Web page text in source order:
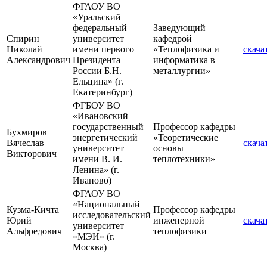
Спирин
Николай
Александрович
ФГАОУ ВО
«Уральский
федеральный
университет
имени первого
Президента
России Б.Н.
Ельцина» (г.
Екатеринбург)
Заведующий
кафедрой
«Теплофизика и
информатика в
металлургии»
Бухмиров
Вячеслав
Викторович
ФГБОУ ВО
«Ивановский
государственный
энергетический
университет
имени В. И.
Ленина» (г.
Иваново)
Профессор кафедры
«Теоретические
основы
теплотехники»
Кузма-Кичта
Юрий
Альфредович
ФГАОУ ВО
«Национальный
исследовательский
университет
«МЭИ» (г.
Москва)
Профессор кафедры
инженерной
теплофизики